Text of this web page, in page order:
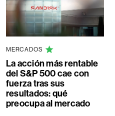
MERCADOS
La acción más rentable
del S&P 500 cae con
fuerza tras sus
resultados: qué
preocupa al mercado